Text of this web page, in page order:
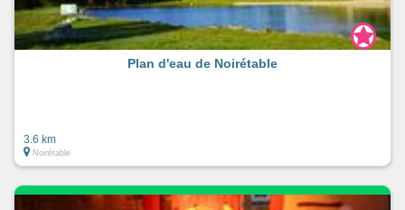
Plan d'eau de Noirétable
3.6 km
Noirétable